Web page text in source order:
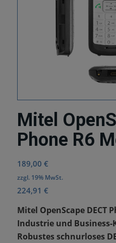
Mitel
Phone R6
189,00 €
zzgl. 19% MwSt.
224,91 €
Mitel OpenScape DECT
Industrie und
Robustes schnurloses